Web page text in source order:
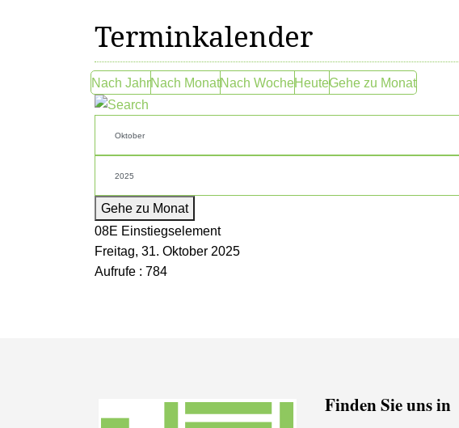
Terminkalender
Nach JahrNach MonatNach WocheHeuteGehe zu Monat
Gehe zu Monat
08E Einstiegselement
Freitag, 31. Oktober 2025
Aufrufe : 784
Finden Sie uns in